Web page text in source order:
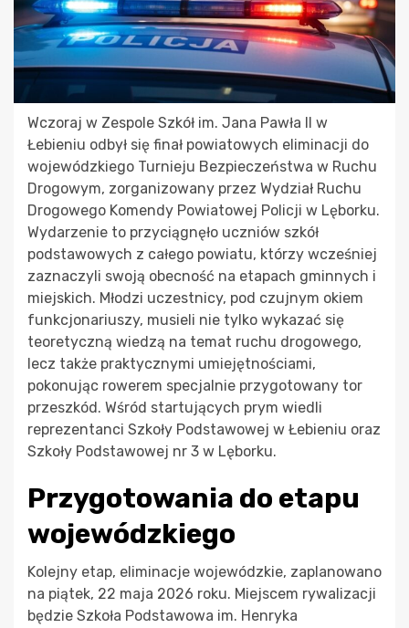
Wczoraj w Zespole Szkół im. Jana Pawła II w
Łebieniu odbył się finał powiatowych eliminacji do
wojewódzkiego Turnieju Bezpieczeństwa w Ruchu
Drogowym, zorganizowany przez Wydział Ruchu
Drogowego Komendy Powiatowej Policji w Lęborku.
Wydarzenie to przyciągnęło uczniów szkół
podstawowych z całego powiatu, którzy wcześniej
zaznaczyli swoją obecność na etapach gminnych i
miejskich. Młodzi uczestnicy, pod czujnym okiem
funkcjonariuszy, musieli nie tylko wykazać się
teoretyczną wiedzą na temat ruchu drogowego,
lecz także praktycznymi umiejętnościami,
pokonując rowerem specjalnie przygotowany tor
przeszkód. Wśród startujących prym wiedli
reprezentanci Szkoły Podstawowej w Łebieniu oraz
Szkoły Podstawowej nr 3 w Lęborku.
Przygotowania do etapu
wojewódzkiego
Kolejny etap, eliminacje wojewódzkie, zaplanowano
na piątek, 22 maja 2026 roku. Miejscem rywalizacji
będzie Szkoła Podstawowa im. Henryka